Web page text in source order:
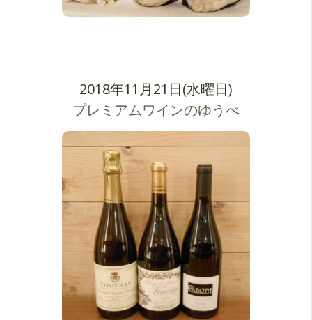
2018年11月21日(水曜日)
プレミアムワインのゆうべ